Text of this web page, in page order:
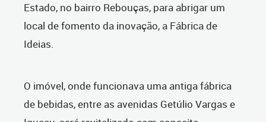
Estado, no bairro Rebouças, para abrigar um
local de fomento da inovação, a Fábrica de
Ideias.
O imóvel, onde funcionava uma antiga fábrica
de bebidas, entre as avenidas Getúlio Vargas e